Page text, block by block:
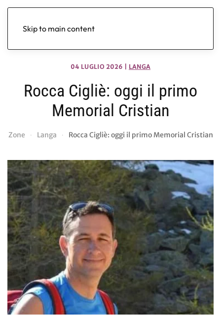
Skip to main content
04 LUGLIO 2026 LANGA
Rocca Cigliè: oggi il primo
Memorial Cristian
Zone Langa Rocca Cigliè: oggi il primo Memorial Cristian